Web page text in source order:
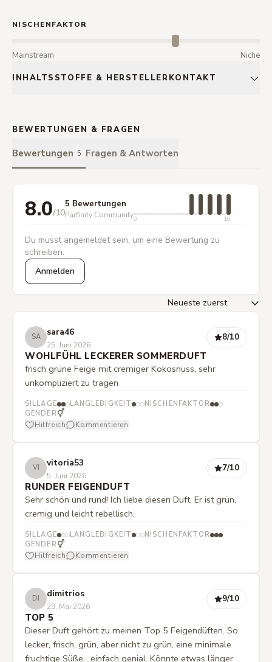
NISCHENFAKTOR
Mainstream Niche
INHALTSSTOFFE & HERSTELLERKONTAKT
BEWERTUNGEN & FRAGEN
Bewertungen 5 Fragen & Antworten
8.0/10
5 Bewertungen
Parfinity Community0 10
Du musst angemeldet sein, um eine Bewertung zu
schreiben.
Anmelden
SA sara46
25. Juni 2026
8/10
WOHLFÜHL LECKERER SOMMERDUFT
frisch grüne Feige mit cremiger Kokosnuss, sehr
unkompliziert zu tragen
SILLAGE LANGLEBIGKEIT
NISCHENFAKTOR
GENDER ⚥
Hilfreich Kommentieren
VI vitoria53
5. Juni 2026
7/10
RUNDER FEIGENDUFT
Sehr schön und rund! Ich liebe diesen Duft. Er ist grün,
cremig und leicht rebellisch.
SILLAGE LANGLEBIGKEIT
NISCHENFAKTOR
GENDER ⚥
Hilfreich Kommentieren
DI dimitrios
29. Mai 2026
9/10
TOP 5
Dieser Duft gehört zu meinen Top 5 Feigendüften. So
lecker, frisch, grün, aber nicht zu grün, eine minimale
fruchtige Süße....einfach genial. Könnte etwas länger